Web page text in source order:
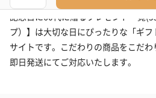
記念日に60代に贈るプレゼント一覧
プ）】は大切な日にぴったりな「ギ
サイトです。こだわりの商品をこだ
即日発送にてご対応いたします。